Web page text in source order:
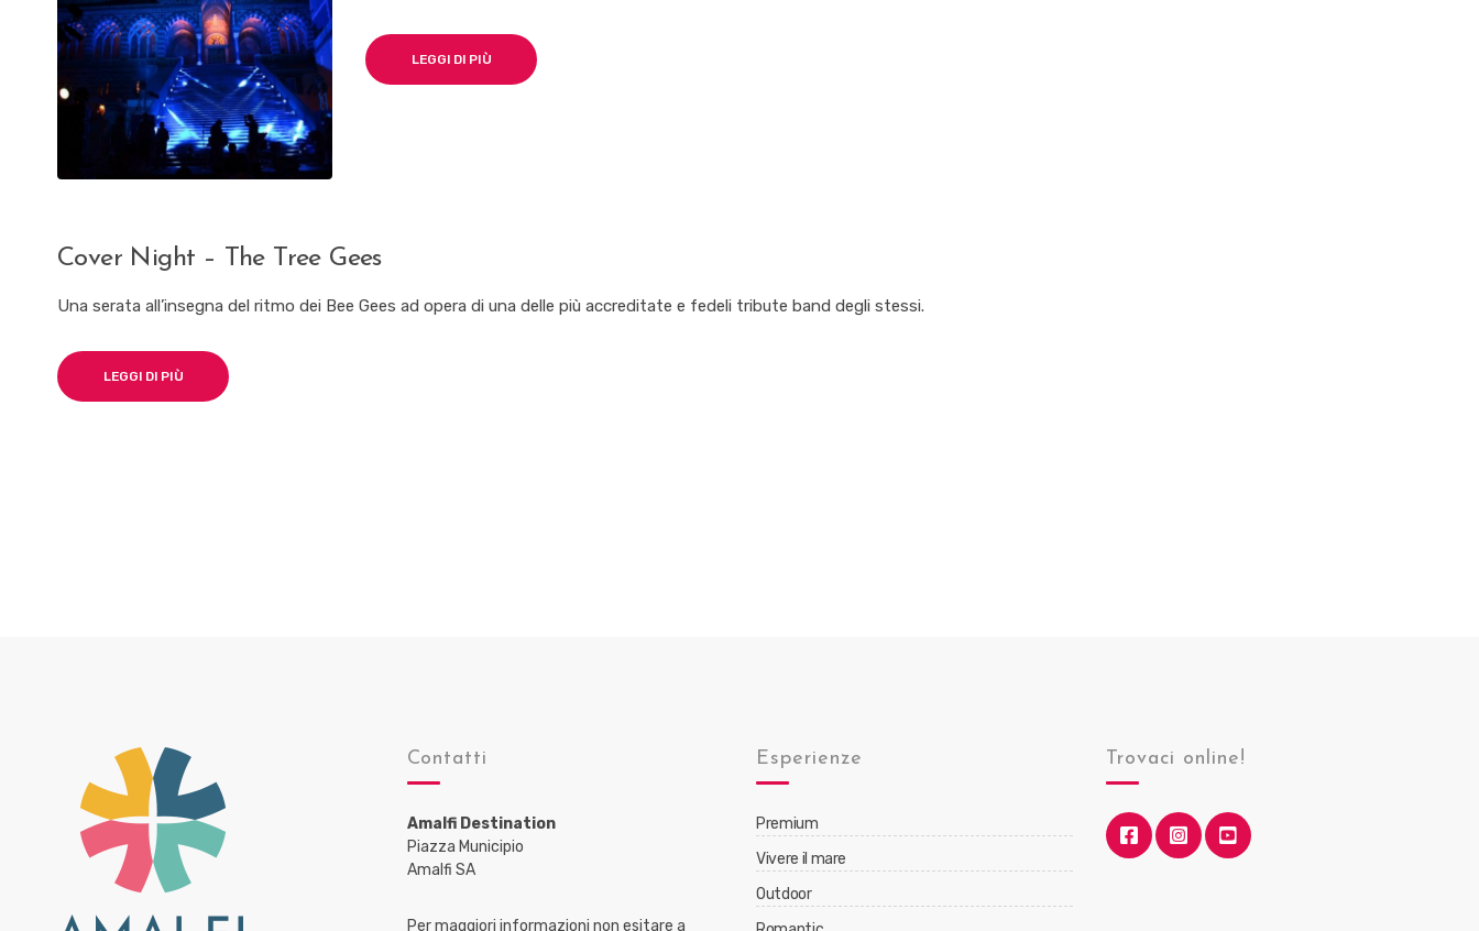
LEGGI DI PIÙ
Cover Night – The Tree Gees
Una serata all’insegna del ritmo dei Bee Gees ad opera di una delle più accreditate e fedeli tribute band degli stessi.
LEGGI DI PIÙ
Contatti
Amalfi Destination
Piazza Municipio
Amalfi SA
Per maggiori informazioni non esitare a
Esperienze
Premium
Vivere il mare
Outdoor
Trovaci online!